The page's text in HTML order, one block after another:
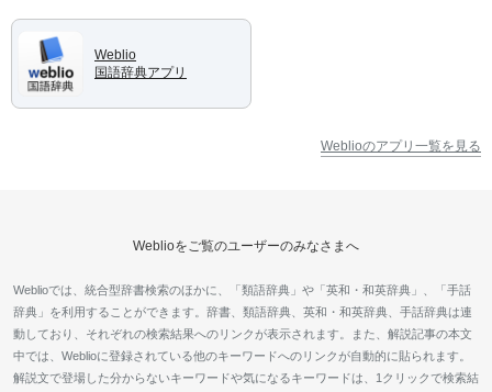
Weblio
国語辞典アプリ
Weblioのアプリ一覧を見る
Weblioをご覧のユーザーのみなさまへ
Weblioでは、統合型辞書検索のほかに、「類語辞典」や「英和・和英辞典」、「手話
辞典」を利用することができます。辞書、類語辞典、英和・和英辞典、手話辞典は連
動しており、それぞれの検索結果へのリンクが表示されます。また、解説記事の本文
中では、Weblioに登録されている他のキーワードへのリンクが自動的に貼られます。
解説文で登場した分からないキーワードや気になるキーワードは、1クリックで検索結